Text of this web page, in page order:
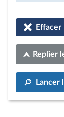
Effacer
Replier
Lancer